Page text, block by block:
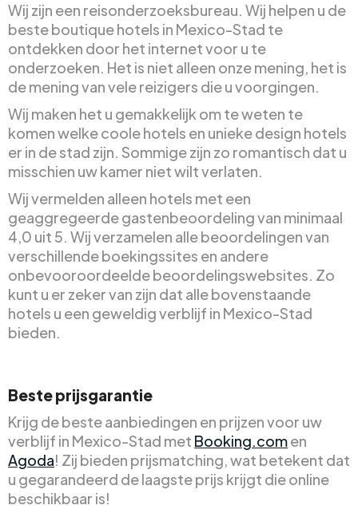
Wij zijn een reisonderzoeksbureau. Wij helpen u de
beste boutique hotels in Mexico-Stad te
ontdekken door het internet voor u te
onderzoeken. Het is niet alleen onze mening, het is
de mening van vele reizigers die u voorgingen.
Wij maken het u gemakkelijk om te weten te
komen welke coole hotels en unieke design hotels
er in de stad zijn. Sommige zijn zo romantisch dat u
misschien uw kamer niet wilt verlaten.
Wij vermelden alleen hotels met een
geaggregeerde gastenbeoordeling van minimaal
4,0 uit 5. Wij verzamelen alle beoordelingen van
verschillende boekingssites en andere
onbevooroordeelde beoordelingswebsites. Zo
kunt u er zeker van zijn dat alle bovenstaande
hotels u een geweldig verblijf in Mexico-Stad
bieden.
Beste prijsgarantie
Krijg de beste aanbiedingen en prijzen voor uw
verblijf in Mexico-Stad met Booking.comen
Agoda! Zij bieden prijsmatching, wat betekent dat
u gegarandeerd de laagste prijs krijgt die online
beschikbaar is!